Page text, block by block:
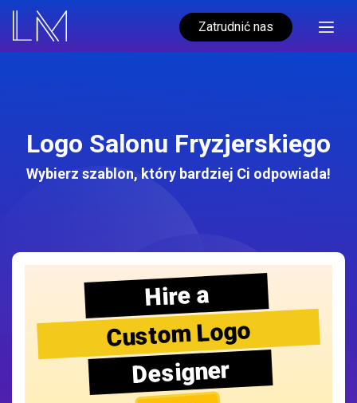
Zatrudnić nas
Logo Salonu Fryzjerskiego
Wybierz szablon, który bardziej Ci odpowiada!
Hire a
Custom Logo
Designer